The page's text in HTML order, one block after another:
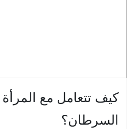
كيف تتعامل مع
السرطان؟